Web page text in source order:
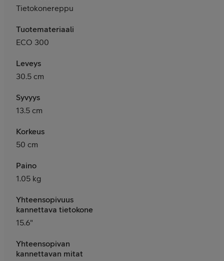
Tietokonereppu
Tuotemateriaali
ECO 300
Leveys
30.5 cm
Syvyys
13.5 cm
Korkeus
50 cm
Paino
1.05 kg
Yhteensopivuus
kannettava tietokone
15.6"
Yhteensopivan
kannettavan mitat